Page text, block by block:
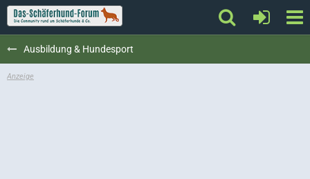
Ausbildung & Hundesport